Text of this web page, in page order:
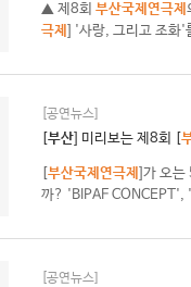
▲ 제8회 부산국제연극제
극제
] '사랑, 그리고 조
[공연뉴스]
부산 ] 미리보는 제8회 [
부산국제연극제 ]가 오
까? 'BIPAF CONCEPT',
[공연뉴스]